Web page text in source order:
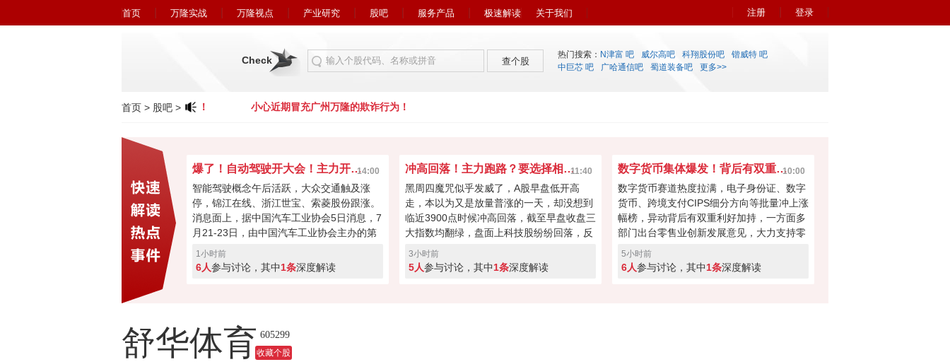
注册 登录
首页 万隆实战 万隆视点 产业研究 股吧 服务产品 极速解读 关于我们
Check 查个股
热门搜索： N津富 吧 威尔高吧 科翔股份吧
锴威特 吧
中巨芯 吧
广哈通信吧 蜀道装备吧 更多>>
首页 > 股吧 >
小心近期冒充广州万隆的欺诈行为！ 小心近期冒充广州万隆的欺诈行为！
爆了！自动驾驶开大会！主力开始疯狂炒作？14:00
智能驾驶概念午后活跃，大众交通触及涨
停，锦江在线、浙江世宝、索菱股份跟涨。
消息面上，据中国汽车工业协会5日消息，7
月21-23日，由中国汽车工业协会主办的第
16届中国汽车论坛在上海嘉定举办。论坛期
间，中国汽车工业协会正式宣布启动成
1小时前
6人参与讨论，其中1条深度解读
冲高回落！主力跑路？要选择相信A股吗？11:40
黑周四魔咒似乎发威了，A股早盘低开高
走，本以为又是放量普涨的一天，却没想到
临近3900点时候冲高回落，截至早盘收盘三
大指数均翻绿，盘面上科技股纷纷回落，反
而煤炭、医药商业和种植业板块拉升。其实
今天大盘走弱也属意料之中，连涨两日后获
3小时前
5人参与讨论，其中1条深度解读
数字货币集体爆发！背后有双重利好加持？10:00
数字货币赛道热度拉满，电子身份证、数字
货币、跨境支付CIPS细分方向等批量冲上涨
幅榜，异动背后有双重利好加持，一方面多
部门出台零售业创新发展意见，大力支持零
售行业数字化改造；另一方面非洲首个人民
币联合清算行正式落地，CIPS 跨境交易迎
5小时前
6人参与讨论，其中1条深度解读
舒华体育 605299
收藏个股